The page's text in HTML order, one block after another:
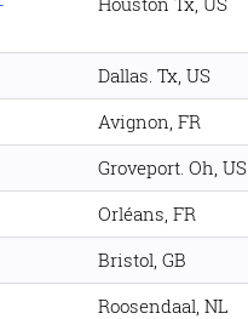
Dallas. Tx, US
Avignon, FR
Groveport. Oh, US
Orléans, FR
Bristol, GB
Roosendaal, NL